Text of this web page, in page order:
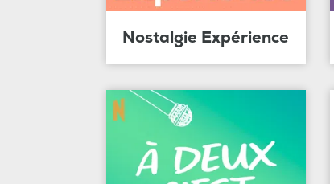
Nostalgie Expérience